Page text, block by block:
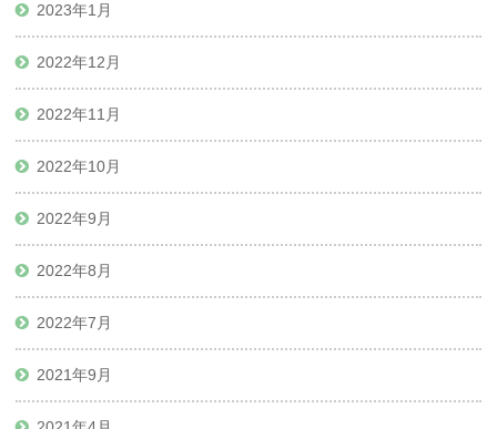
2023年1月
2022年12月
2022年11月
2022年10月
2022年9月
2022年8月
2022年7月
2021年9月